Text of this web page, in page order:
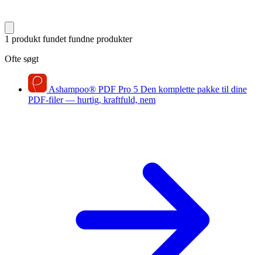
1 produkt fundet fundne produkter
Ofte søgt
Ashampoo® PDF Pro 5 Den komplette pakke til dine
PDF-filer — hurtig, kraftfuld, nem